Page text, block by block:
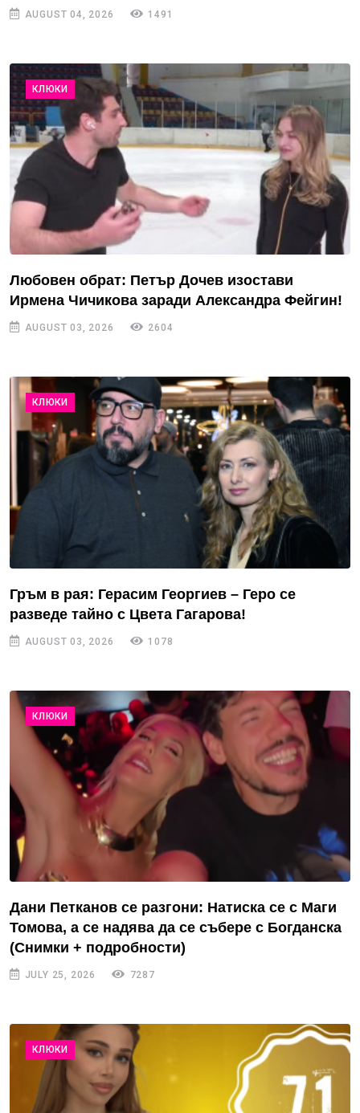
AUGUST 04, 2026 1491
КЛЮКИ
Любовен обрат: Петър Дочев изостави
Ирмена Чичикова заради Александра Фейгин!
AUGUST 03, 2026 2604
КЛЮКИ
Гръм в рая: Герасим Георгиев – Геро се
разведе тайно с Цвета Гагарова!
AUGUST 03, 2026 1078
КЛЮКИ
Дани Петканов се разгони: Натиска се с Маги
Томова, а се надява да се събере с Богданска
(Снимки + подробности)
JULY 25, 2026 7287
КЛЮКИ